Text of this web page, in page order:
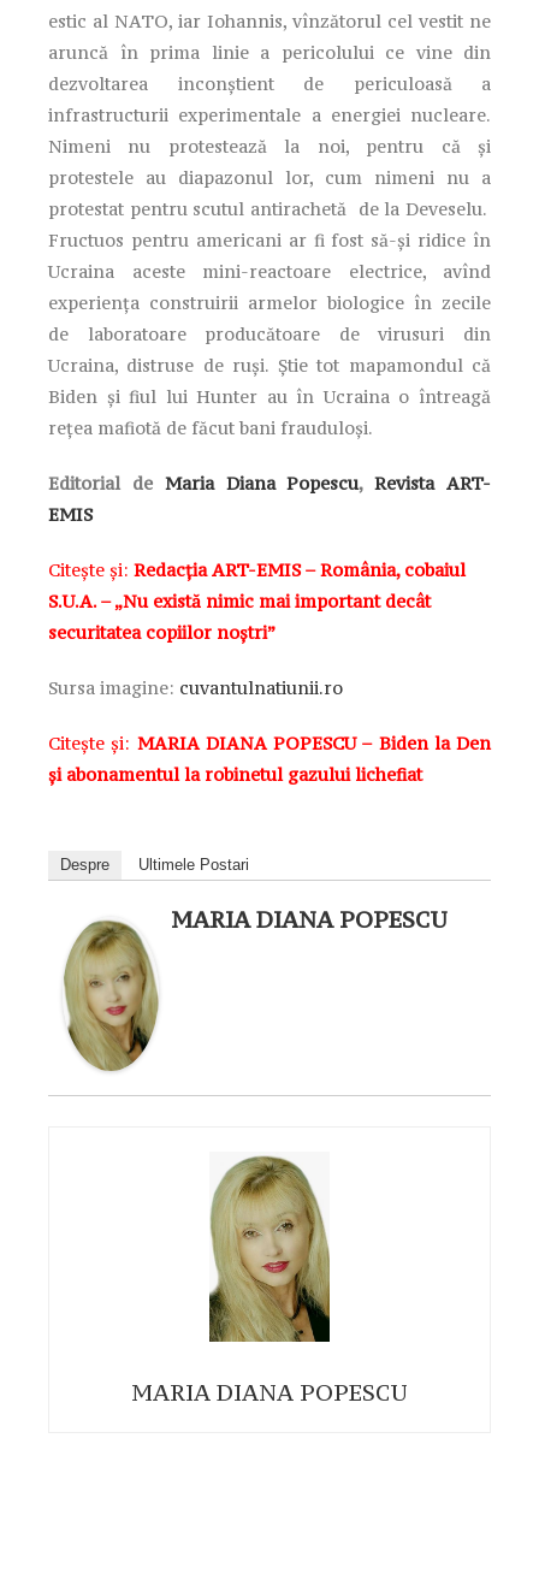
estic al NATO, iar Iohannis, vînzătorul cel vestit ne
aruncă în prima linie a pericolului ce vine din
dezvoltarea inconştient de periculoasă a
infrastructurii experimentale a energiei nucleare.
Nimeni nu protestează la noi, pentru că şi
protestele au diapazonul lor, cum nimeni nu a
protestat pentru scutul antirachetă de la Deveselu.
Fructuos pentru americani ar fi fost să-şi ridice în
Ucraina aceste mini-reactoare electrice, avînd
experienţa construirii armelor biologice în zecile
de laboratoare producătoare de virusuri din
Ucraina, distruse de ruşi. Ştie tot mapamondul că
Biden şi fiul lui Hunter au în Ucraina o întreagă
reţea mafiotă de făcut bani frauduloşi.
Editorial de Maria Diana Popescu,Revista ART-
EMIS
Citește și: Redacția ART-EMIS – România, cobaiul
S.U.A. – „Nu există nimic mai important decât
securitatea copiilor noștri”
Sursa imagine: cuvantulnatiunii.ro
Citește și: MARIA DIANA POPESCU – Biden la Den
şi abonamentul la robinetul gazului lichefiat
Despre Ultimele Postari
MARIA DIANA POPESCU
MARIA DIANA POPESCU